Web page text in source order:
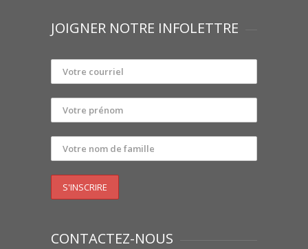
JOIGNER NOTRE INFOLETTRE
CONTACTEZ-NOUS